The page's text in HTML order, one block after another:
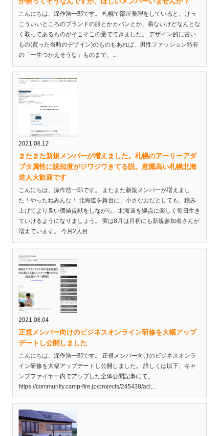
こんにちは、深作浩一郎です。 札幌で部屋整理をしていると、けっ
こういいところのブランドの服とかカバンとか、着ないけどなんとな
く取ってあるものがそこそこの量でてきました。 デザイン的に古い
もの(買った当時のデザイン)のものもあれば、男性ファッション特有
の「一生つかえそうな」ものまで、...
2021.08.12
またまた新規メンバーが増えました。札幌のアーリーアダ
プタ属性に認知度がジワジワきてる説。意識高い札幌北海
道人大歓迎です
こんにちは、深作浩一郎です。 またまた新規メンバーが増えまし
た！やったねみんな！ 北海道を舞台に、小さな力だとしても、積み
上げてより良い価値貢献をしながら、北海道を拠点に楽しく毎日生き
ていけるようになりましょう。 実は8月は月初にも新規参加者さんが
増えています。 今月2人目...
2021.08.04
正規メンバー向けのビジネスオンライン研修を大幅アップ
デートし公開しました
こんにちは、深作浩一郎です。 正規メンバー向けのビジネスオンラ
イン研修を大幅アップデートし公開しました。 詳しくは以下、キャ
ンプファイヤー内でアップした全体公開記事にて。
https://community.camp-fire.jp/projects/245438/act...